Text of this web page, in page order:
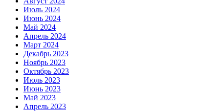
Июль 2024
Июнь 2024
Май 2024
Апрель 2024
Март 2024
Декабрь 2023
Ноябрь 2023
Октябрь 2023
Июль 2023
Июнь 2023
Май 2023
Апрель 2023